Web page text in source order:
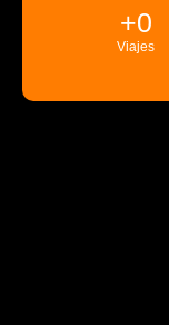
Viajes
+0